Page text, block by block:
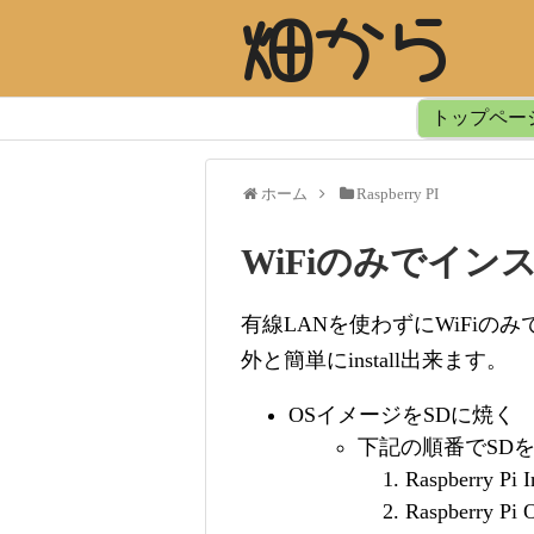
畑から
トップペー
ホーム Raspberry PI
WiFiのみでイン
有線LANを使わずにWiFiのみ
外と簡単にinstall出来ます。
OSイメージをSDに焼く
下記の順番でSD
Raspberry Pi
Raspberry Pi